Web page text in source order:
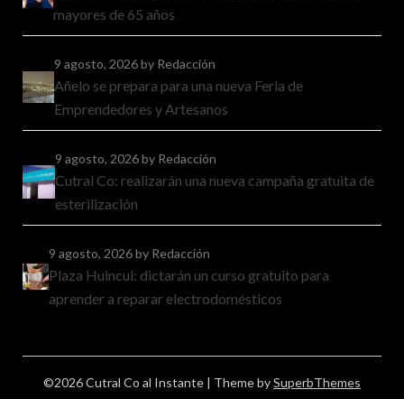
mayores de 65 años
9 agosto, 2026by Redacción
Añelo se prepara para una nueva Feria de
Emprendedores y Artesanos
9 agosto, 2026by Redacción
Cutral Co: realizarán una nueva campaña gratuita de
esterilización
9 agosto, 2026by Redacción
Plaza Huincul: dictarán un curso gratuito para
aprender a reparar electrodomésticos
©2026 Cutral Co al Instante | Theme bySuperbThemes